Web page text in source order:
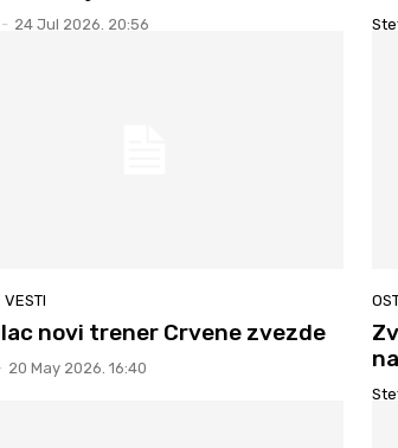
- 24 Jul 2026. 20:56
VESTI
novi trener Crvene zvezde
20 May 2026. 16:40